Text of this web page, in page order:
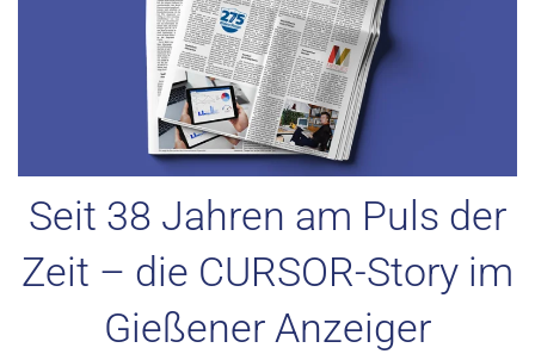
Seit 38 Jahren am Puls der
Zeit – die CURSOR-Story im
Gießener Anzeiger